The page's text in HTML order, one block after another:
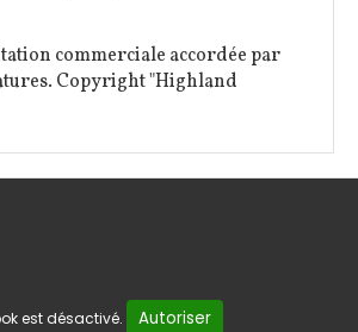
commerciale accordée par
Copyright "Highland
est désactivé. Autoriser